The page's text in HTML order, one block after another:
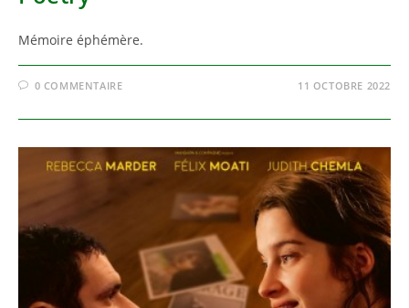
Mémoire éphémère.
0 COMMENTAIRE 11 OCTOBRE 2022